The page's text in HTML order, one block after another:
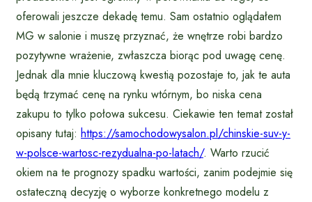
oferowali jeszcze dekadę temu. Sam ostatnio oglądałem
MG w salonie i muszę przyznać, że wnętrze robi bardzo
pozytywne wrażenie, zwłaszcza biorąc pod uwagę cenę.
Jednak dla mnie kluczową kwestią pozostaje to, jak te auta
będą trzymać cenę na rynku wtórnym, bo niska cena
zakupu to tylko połowa sukcesu. Ciekawie ten temat został
opisany tutaj: https://samochodowysalon.pl/chinskie-suv-y-
w-polsce-wartosc-rezydualna-po-latach/. Warto rzucić
okiem na te prognozy spadku wartości, zanim podejmie się
ostateczną decyzję o wyborze konkretnego modelu z